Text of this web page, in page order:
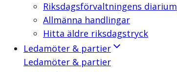
Riksdagsförvaltningens diarium
Allmänna handlingar
Hitta äldre riksdagstryck
Ledamöter & partier
Ledamöter & partier